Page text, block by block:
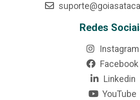
Redes
Instagram
Facebook
Linkedin
YouTube